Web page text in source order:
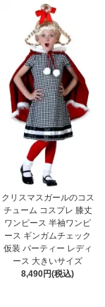
クリスマスガールのコス
チューム コスプレ 膝丈
ワンピース 半袖ワンピ
ース ギンガムチェック
仮装 パーティー レディ
ース 大きいサイズ
8,490円(税込)